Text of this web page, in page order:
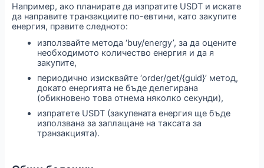
Например, ако планирате да изпратите USDT и искате
да направите транзакциите по-евтини, като закупите
енергия, правите следното:
използвайте метода ‘buy/energy’, за да оцените
необходимото количество енергия и да я
закупите,
периодично изисквайте ‘order/get/{guid}’ метод,
докато енергията не бъде делегирана
(обикновено това отнема няколко секунди),
изпратете USDT (закупената енергия ще бъде
използвана за заплащане на таксата за
транзакцията).